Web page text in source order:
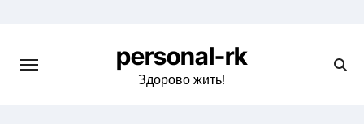
содержимому
personal-rk
Здорово жить!